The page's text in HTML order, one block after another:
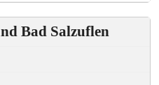
Bad Salzuflen